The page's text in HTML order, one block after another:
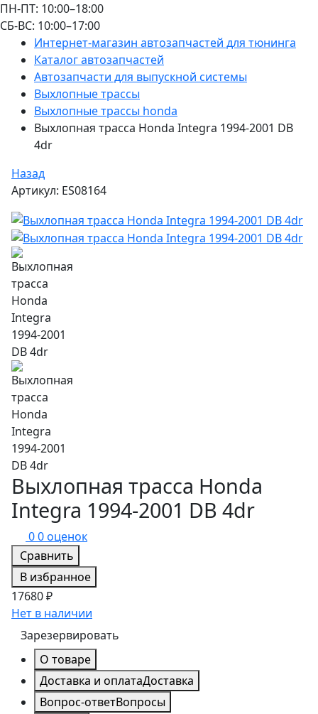
ПН-ПТ: 10:00–18:00
СБ-ВС: 10:00–17:00
Интернет-магазин автозапчастей для тюнинга
Каталог автозапчастей
Автозапчасти для выпускной системы
Выхлопные трассы
Выхлопные трассы honda
Выхлопная трасса Honda Integra 1994-2001 DB
4dr
Назад
Артикул: ES08164
Выхлопная трасса Honda
Integra 1994-2001 DB 4dr
00 оценок
Сравнить
В избранное
17680 ₽
Нет в наличии
Зарезервировать
О товаре
Доставка и оплатаДоставка
Вопрос-ответВопросы